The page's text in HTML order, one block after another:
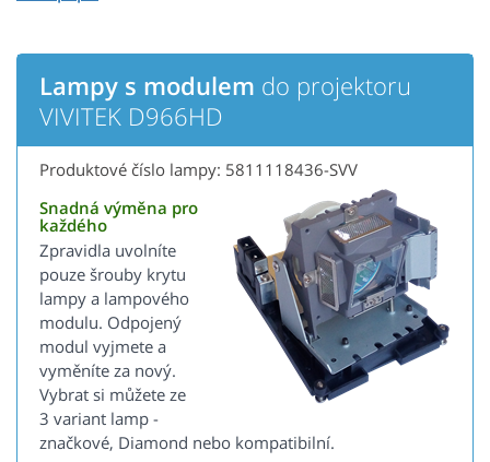
Lampy s modulem do projektoru
VIVITEK D966HD
Produktové číslo lampy: 5811118436-SVV
Snadná výměna pro
každého
Zpravidla uvolníte
pouze šrouby krytu
lampy a lampového
modulu. Odpojený
modul vyjmete a
vyměníte za nový.
Vybrat si můžete ze
3 variant lamp -
značkové, Diamond nebo kompatibilní.